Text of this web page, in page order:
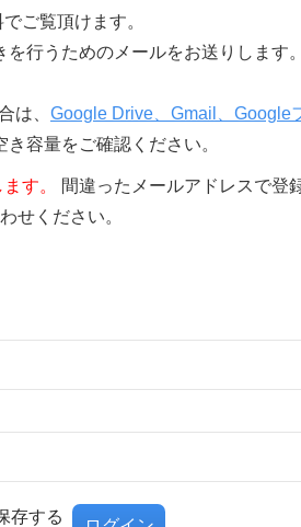
ご覧頂けます。
行うためのメールをお送りします。
は、 Google Drive、Gmail、Google
き容量をご確認ください。
す。
間違ったメールアドレスで登
せください。
存する